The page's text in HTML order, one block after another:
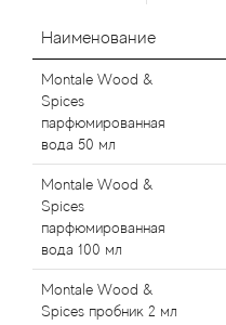
Наименование
Montale Wood &
Spices
парфюмированная
вода 50 мл
Montale Wood &
Spices
парфюмированная
вода 100 мл
Montale Wood &
Spices пробник 2 мл
Al Jazeera
Alaia Paris
Alexander McQueen
Alexandre Barthet
Alexandre J
Alfred Dunhill